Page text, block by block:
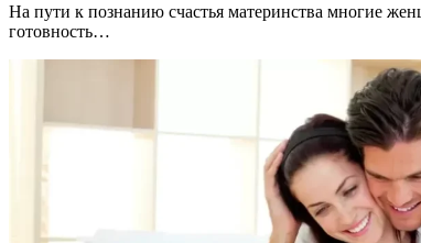
На пути к познанию счастья материнства многие
готовность…